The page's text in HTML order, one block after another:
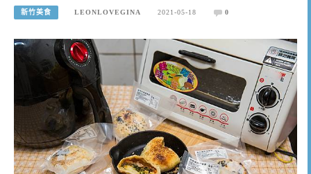
新竹美食 LEONLOVEGINA 2021-05-18 0